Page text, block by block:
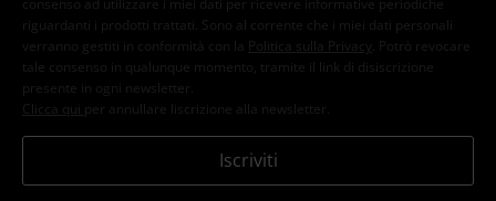
riguardanti i prodotti trattati. Sono al corrente che i miei dati personali
verranno gestiti in conformità con la
Politica sulla Privacy
. Potrò revocare
tale consenso in qualunque momento, tramite il link di disiscrizione
presente in ogni newsletter.
Clicca qui per annullare liscrizione alla newsletter.
Iscriviti